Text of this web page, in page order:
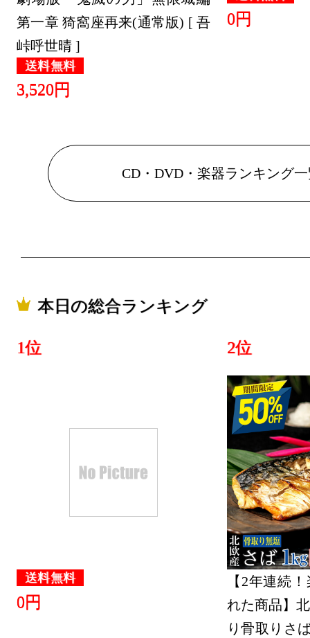
第一章 猗窩座再来(通常版) [ 吾
峠呼世晴 ]
送料無料
3,520円
0円
CD・DVD・楽器ランキング
本日の総合ランキング
1位
送料無料
0円
2位
【2年連続
れた商品】
り骨取りさ